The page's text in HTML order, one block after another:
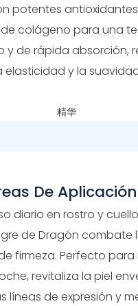
potentes
colágeno para una
y de rápida absorción,
elasticidad y la
De Aplicación
diario en rostro y
de Dragón combate
firmeza. Perfecto para
revitaliza la piel
líneas de expresión y